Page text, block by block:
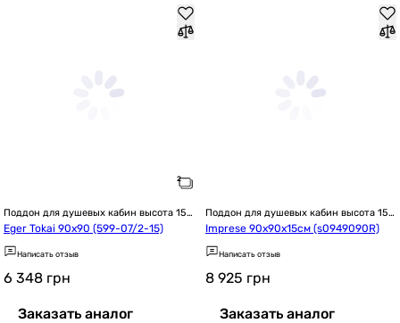
Поддон для душевых кабин высота 15
см / 150 мм
Eger Tokai 90x90 (599-07/2-15)
Написать отзыв
6 348 грн
Заказать аналог
Поддон для душевых кабин высота 15
см / 150 мм
Imprese 90x90x15см (s0949090R)
Написать отзыв
8 925 грн
Заказать аналог